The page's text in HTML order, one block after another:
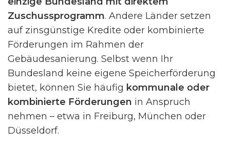
Zuschussprogramm. Andere Länder setzen
auf zinsgünstige Kredite oder kombinierte
Förderungen im Rahmen der
Gebäudesanierung. Selbst wenn Ihr
Bundesland keine eigene Speicherförderung
bietet, können Sie häufig kommunale oder
kombinierte Förderungen in Anspruch
nehmen – etwa in Freiburg, München oder
Düsseldorf.